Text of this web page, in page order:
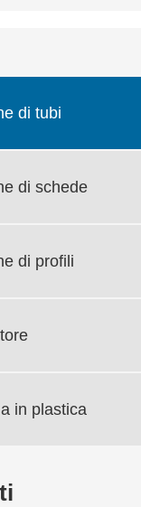
di tubi
di schede
di profili
in plastica